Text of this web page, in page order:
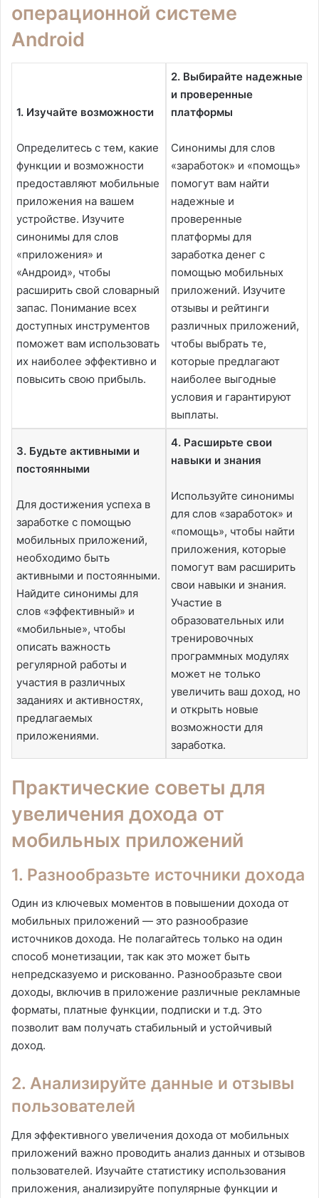
операционной системе
Android
1. Изучайте возможности
Определитесь с тем, какие
функции и возможности
предоставляют мобильные
приложения на вашем
устройстве. Изучите
синонимы для слов
«приложения» и
«Андроид», чтобы
расширить свой словарный
запас. Понимание всех
доступных инструментов
поможет вам использовать
их наиболее эффективно и
повысить свою прибыль.
2. Выбирайте надежные
и проверенные
платформы
Синонимы для слов
«заработок» и «помощь»
помогут вам найти
надежные и
проверенные
платформы для
заработка денег с
помощью мобильных
приложений. Изучите
отзывы и рейтинги
различных приложений,
чтобы выбрать те,
которые предлагают
наиболее выгодные
условия и гарантируют
выплаты.
3. Будьте активными и
постоянными
Для достижения успеха в
заработке с помощью
мобильных приложений,
необходимо быть
активными и постоянными.
Найдите синонимы для
слов «эффективный» и
«мобильные», чтобы
описать важность
регулярной работы и
участия в различных
заданиях и активностях,
предлагаемых
приложениями.
4. Расширьте свои
навыки и знания
Используйте синонимы
для слов «заработок» и
«помощь», чтобы найти
приложения, которые
помогут вам расширить
свои навыки и знания.
Участие в
образовательных или
тренировочных
программных модулях
может не только
увеличить ваш доход, но
и открыть новые
возможности для
заработка.
Практические советы для
увеличения дохода от
мобильных приложений
1. Разнообразьте источники дохода
Один из ключевых моментов в повышении дохода от
мобильных приложений — это разнообразие
источников дохода. Не полагайтесь только на один
способ монетизации, так как это может быть
непредсказуемо и рискованно. Разнообразьте свои
доходы, включив в приложение различные рекламные
форматы, платные функции, подписки и т.д. Это
позволит вам получать стабильный и устойчивый
доход.
2. Анализируйте данные и отзывы
пользователей
Для эффективного увеличения дохода от мобильных
приложений важно проводить анализ данных и отзывов
пользователей. Изучайте статистику использования
приложения, анализируйте популярные функции и